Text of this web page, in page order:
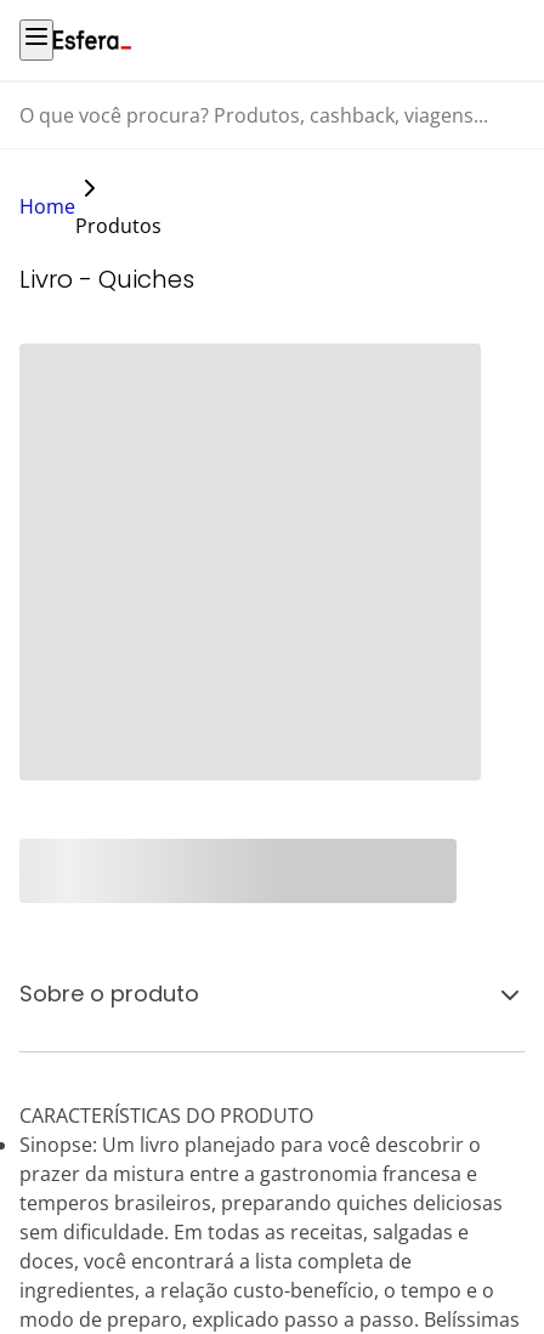
O que você procura? Produtos, cashback, viagens...
Home
Produtos
Livro - Quiches
Sobre o produto
CARACTERÍSTICAS DO PRODUTO
Sinopse: Um livro planejado para você descobrir o
prazer da mistura entre a gastronomia francesa e
temperos brasileiros, preparando quiches deliciosas
sem dificuldade. Em todas as receitas, salgadas e
doces, você encontrará a lista completa de
ingredientes, a relação custo-benefício, o tempo e o
modo de preparo, explicado passo a passo. Belíssimas